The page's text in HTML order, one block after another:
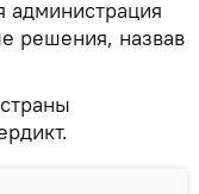
администрация
решения, назвав